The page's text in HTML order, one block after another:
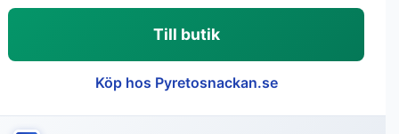
Till butik
Köp hos Pyretosnackan.se